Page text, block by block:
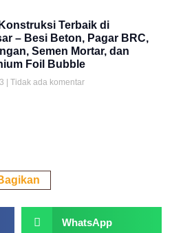
Terbaik di
– Besi Beton, Pagar BRC,
Semen Mortar, dan
Foil Bubble
Tidak ada komentar
WhatsApp